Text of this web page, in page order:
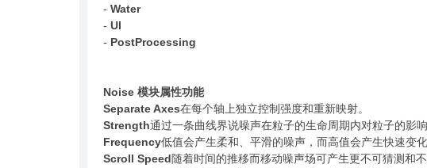
- Water
- UI
- PostProcessing
Noise 模块属性功能
Separate Axes在每个轴上独立控制强度和重新映射。
Strength通过一条曲线界说噪声在粒子的生命周期内对粒子的影
Frequency低值会产生柔和、平滑的噪声，而高值会产生快速变
Scroll Speed随着时间的推移而移动噪声场可产生更不可猜测和不